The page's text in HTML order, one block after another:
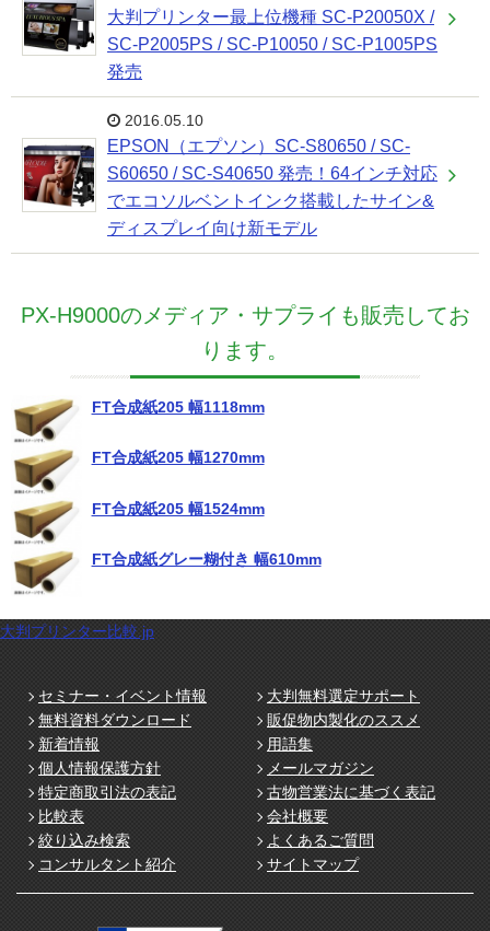
大判プリンター最上位機種 SC-P20050X /
SC-P2005PS / SC-P10050 / SC-P1005PS
発売
2016.05.10
EPSON（エプソン）SC-S80650 / SC-
S60650 / SC-S40650 発売！64インチ対応
でエコソルベントインク搭載したサイン&
ディスプレイ向け新モデル
PX-H9000のメディア・サプライも販売してお
ります。
FT合成紙205 幅1118mm
FT合成紙205 幅1270mm
FT合成紙205 幅1524mm
FT合成紙グレー糊付き 幅610mm
大判プリンター比較.jp
セミナー・イベント情報
大判無料選定サポート
無料資料ダウンロード
販促物内製化のススメ
新着情報
用語集
個人情報保護方針
メールマガジン
特定商取引法の表記
古物営業法に基づく表記
比較表
会社概要
絞り込み検索
よくあるご質問
コンサルタント紹介
サイトマップ